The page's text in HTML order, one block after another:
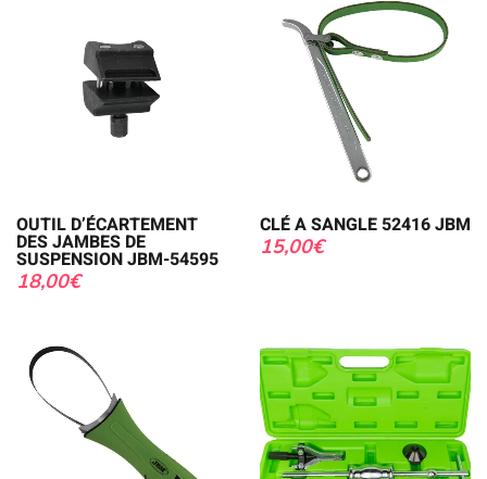
OUTIL D’ÉCARTEMENT
DES JAMBES DE
SUSPENSION JBM-54595
18,00€
CLÉ A SANGLE 52416 JBM
15,00€